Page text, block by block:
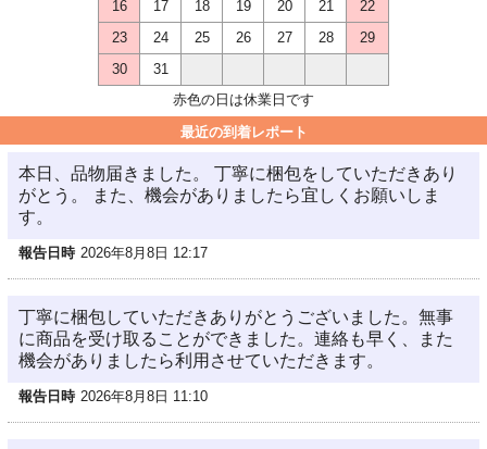
16
17 18 19 20 21
22
23
24 25 26 27 28
29
30
31
赤色の日は休業日です
最近の到着レポート
本日、品物届きました。 丁寧に梱包をしていただきあり
がとう。 また、機会がありましたら宜しくお願いしま
す。
報告日時 2026年8月8日 12:17
丁寧に梱包していただきありがとうございました。無事
に商品を受け取ることができました。連絡も早く、また
機会がありましたら利用させていただきます。
報告日時 2026年8月8日 11:10